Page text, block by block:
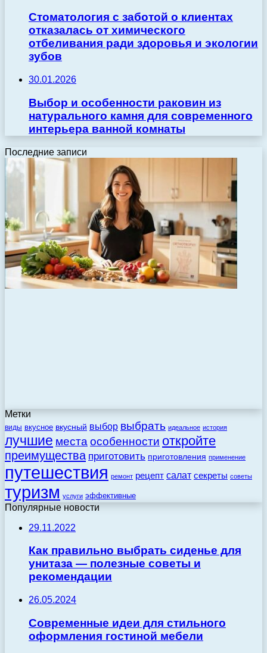
Стоматология с заботой о клиентах
отказалась от химического
отбеливания ради здоровья и экологии
зубов
30.01.2026
Выбор и особенности раковин из
натурального камня для современного
интерьера ванной комнаты
Последние записи
Метки
виды вкусное вкусный выбор выбрать идеальное история
лучшие места особенности откройте
преимущества приготовить приготовления применение
путешествия ремонт рецепт салат секреты советы
туризм услуги эффективные
Популярные новости
29.11.2022
Как правильно выбрать сиденье для
унитаза — полезные советы и
рекомендации
26.05.2024
Современные идеи для стильного
оформления гостиной мебели